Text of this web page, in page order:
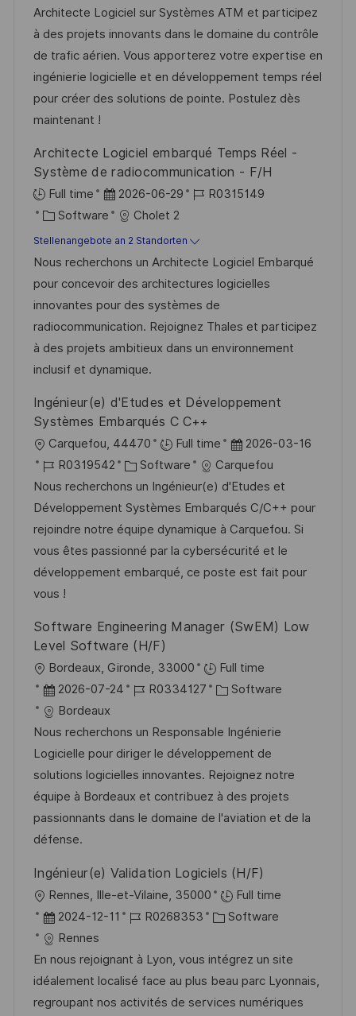
u
m
d
e
r
V
r
ö
f
e
n
t
l
i
c
h
u
n
g
-
I
D
e
g
o
r
i
Architecte Logiciel sur Systèmes ATM et participez
à des projets innovants dans le domaine du contrôle
de trafic aérien. Vous apporterez votre expertise en
ingénierie logicielle et en développement temps réel
pour créer des solutions de pointe. Postulez dès
maintenant !
Architecte Logiciel embarqué Temps Réel -
Système de radiocommunication - F/H
Full time
D
a
t
u
m
d
e
r
V
r
ö
f
f
e
n
t
l
i
h
u
n
g
2026-06-29
J
b
-
I
D
R0315149
K
a
t
e
g
o
r
i
Software Cholet 2
Stellenangebote an 2 Standorten
Nous recherchons un Architecte Logiciel Embarqué
pour concevoir des architectures logicielles
innovantes pour des systèmes de
radiocommunication. Rejoignez Thales et participez
à des projets ambitieux dans un environnement
inclusif et dynamique.
Ingénieur(e) d'Etudes et Développement
Systèmes Embarqués C C++
O
r
t
Carquefou, 44470 Full time
D
a
t
u
m
d
e
e
h
u
n
2026-03-16
J
o
b
-
I
D
R0319542
K
a
t
e
g
o
Software
Carquefou
Nous recherchons un Ingénieur(e) d'Etudes et
Développement Systèmes Embarqués C/C++ pour
rejoindre notre équipe dynamique à Carquefou. Si
vous êtes passionné par la cybersécurité et le
développement embarqué, ce poste est fait pour
vous !
Software Engineering Manager (SwEM) Low
Level Software (H/F)
O
r
t
Bordeaux, Gironde, 33000
Full time
D
a
t
u
m
d
e
r
e
r
ö
f
f
e
n
2026-07-24
J
b
-
I
D
R0334127
K
t
e
g
o
r
Software
Bordeaux
Nous recherchons un Responsable Ingénierie
Logicielle pour diriger le développement de
solutions logicielles innovantes. Rejoignez notre
équipe à Bordeaux et contribuez à des projets
passionnants dans le domaine de l'aviation et de la
défense.
Ingénieur(e) Validation Logiciels (H/F)
O
r
t
Rennes, Ille-et-Vilaine, 35000
Full time
D
a
t
u
m
2024-12-11
J
b
-
I
R0268353
K
t
e
g
Software
Rennes
En nous rejoignant à Lyon, vous intégrez un site
idéalement localisé face au plus beau parc Lyonnais,
regroupant nos activités de services numériques